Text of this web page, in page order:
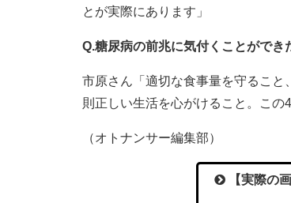
とが実際にあります」
Q.糖尿病の前兆に気付くことができ
市原さん「適切な食事量を守るこ
則正しい生活を心がけること。この
（オトナンサー編集部）
【実際の